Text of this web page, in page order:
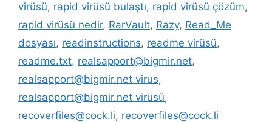
virüsü, rapid virüsü bulaştı, rapid virüsü çözüm,
rapid virüsü nedir, RarVault, Razy, Read_Me
dosyası, readinstructions, readme virüsü,
readme.txt, realsapport@bigmir.net,
realsapport@bigmir.net virus,
realsapport@bigmir.net virüsü,
recoverfiles@cock.li, recoverfiles@cock.li